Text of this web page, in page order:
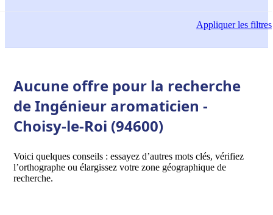
Appliquerles filtres
Aucune offre pour la recherche
de Ingénieur aromaticien -
Choisy-le-Roi (94600)
Voici quelques conseils : essayez d’autres mots clés, vérifiez
l’orthographe ou élargissez votre zone géographique de
recherche.